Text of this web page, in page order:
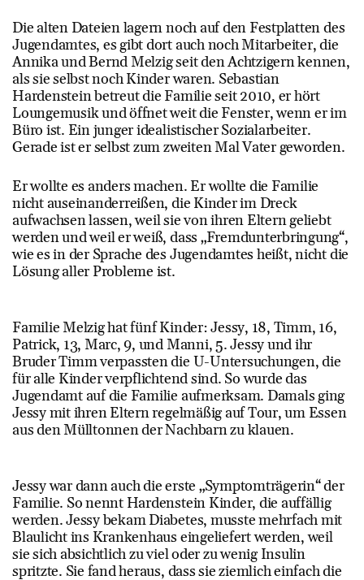
Die alten Dateien lagern noch auf den Festplatten des
Jugendamtes, es gibt dort auch noch Mitarbeiter, die
Annika und Bernd Melzig seit den Achtzigern kennen,
als sie selbst noch Kinder waren. Sebastian
Hardenstein betreut die Familie seit 2010, er hört
Loungemusik und öffnet weit die Fenster, wenn er im
Büro ist. Ein junger idealistischer Sozialarbeiter.
Gerade ist er selbst zum zweiten Mal Vater geworden.
Er wollte es anders machen. Er wollte die Familie
nicht auseinanderreißen, die Kinder im Dreck
aufwachsen lassen, weil sie von ihren Eltern geliebt
werden und weil er weiß, dass „Fremdunterbringung“,
wie es in der Sprache des Jugendamtes heißt, nicht die
Lösung aller Probleme ist.
Familie Melzig hat fünf Kinder: Jessy, 18, Timm, 16,
Patrick, 13, Marc, 9, und Manni, 5. Jessy und ihr
Bruder Timm verpassten die U-Untersuchungen, die
für alle Kinder verpflichtend sind. So wurde das
Jugendamt auf die Familie aufmerksam. Damals ging
Jessy mit ihren Eltern regelmäßig auf Tour, um Essen
aus den Mülltonnen der Nachbarn zu klauen.
Jessy war dann auch die erste „Symptomträgerin“ der
Familie. So nennt Hardenstein Kinder, die auffällig
werden. Jessy bekam Diabetes, musste mehrfach mit
Blaulicht ins Krankenhaus eingeliefert werden, weil
sie sich absichtlich zu viel oder zu wenig Insulin
spritzte. Sie fand heraus, dass sie ziemlich einfach die